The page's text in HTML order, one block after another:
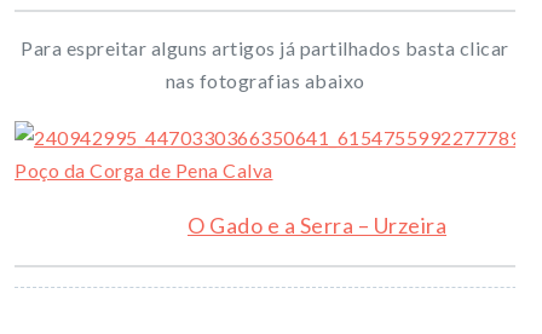
Para espreitar alguns artigos já partilhados basta clicar
nas fotografias abaixo
O Gado e a Serra – Urzeira